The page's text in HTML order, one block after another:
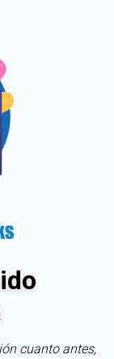
cuanto antes,